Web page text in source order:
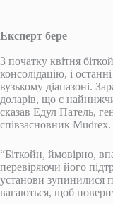
Експерт бере
З початку квітня
консолідацію, і
вузькому діапазоні.
доларів, що є
сказав Едул Патель,
співзасновник Mudrex.
“Біткойн, ймовірно,
перевіряючи його
установи зупинилися
вагаються, щоб